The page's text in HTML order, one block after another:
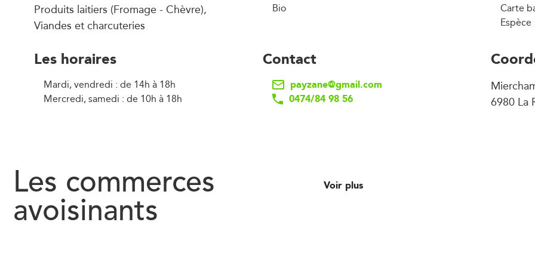
Produits laitiers (Fromage - Chèvre),
Viandes et charcuteries
Bio
Carte
Espèce
Les horaires
Mardi, vendredi : de 14h à 18h
Mercredi, samedi : de 10h à 18h
Contact
payzane@gmail.com
0474/84 98 56
6980 La
Les commerces
avoisinants
Voir plus